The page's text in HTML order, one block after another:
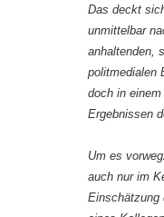
Das deckt
unmittelbar
anhaltenden,
politmedialen
doch in
Ergebnissen
Um es
auch nur im
Einschätzung